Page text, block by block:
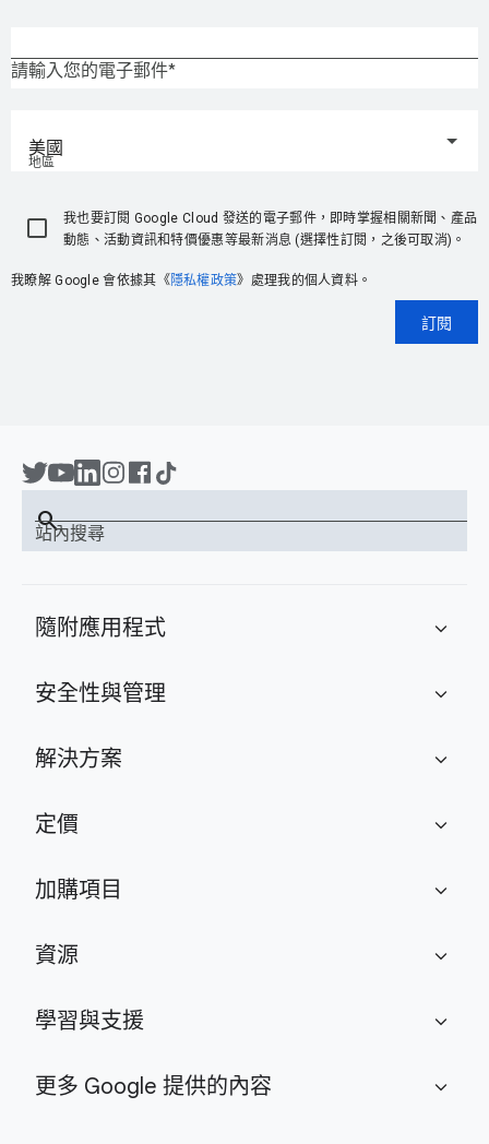
請輸入您的電子郵件
地區
美國
我也要訂閱 Google Cloud 發送的電子郵件，即時掌握相關新聞、產品
動態、活動資訊和特價優惠等最新消息 (選擇性訂閱，之後可取消)。
我瞭解 Google 會依據其《隱私權政策》處理我的個人資料。
訂閱
站內搜尋
search
隨附應用程式 expand_more
安全性與管理 expand_more
解決方案 expand_more
定價 expand_more
加購項目 expand_more
資源 expand_more
學習與支援 expand_more
更多 Google 提供的內容 expand_more